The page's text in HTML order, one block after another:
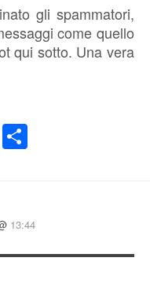
gli spammatori,
come quello
qui sotto. Una vera
Email
13:44